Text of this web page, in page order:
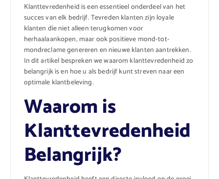
Klanttevredenheid is een essentieel onderdeel van het
succes van elk bedrijf. Tevreden klanten zijn loyale
klanten die niet alleen terugkomen voor
herhaalaankopen, maar ook positieve mond-tot-
mondreclame genereren en nieuwe klanten aantrekken.
In dit artikel bespreken we waarom klanttevredenheid zo
belangrijk is en hoe u als bedrijf kunt streven naar een
optimale klantbeleving.
Waarom is
Klanttevredenheid
Belangrijk?